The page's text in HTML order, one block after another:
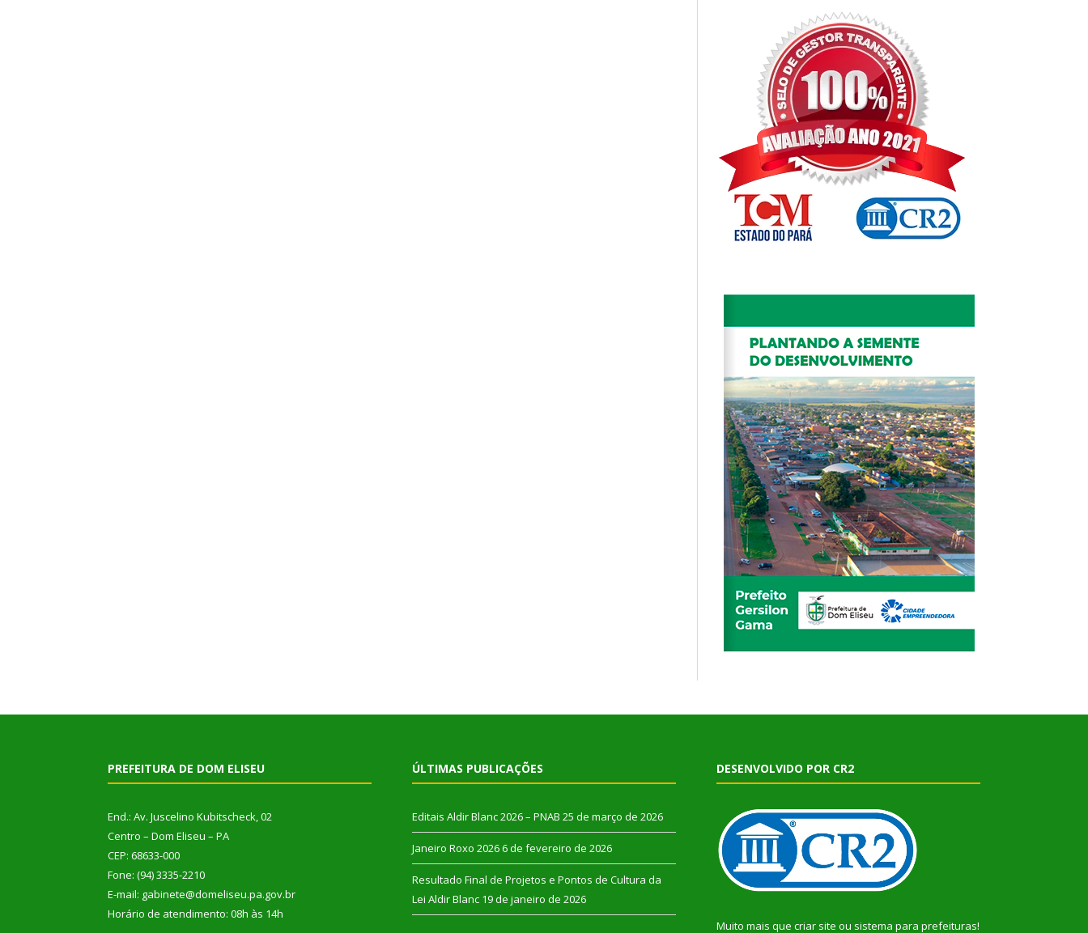
PREFEITURA DE DOM ELISEU
End.: Av. Juscelino Kubitscheck, 02
Centro – Dom Eliseu – PA
CEP: 68633-000
Fone: (94) 3335-2210
E-mail: gabinete@domeliseu.pa.gov.br
Horário de atendimento: 08h às 14h
ÚLTIMAS PUBLICAÇÕES
Editais Aldir Blanc 2026 – PNAB 25 de março de 2026
Janeiro Roxo 2026 6 de fevereiro de 2026
Resultado Final de Projetos e Pontos de Cultura da
Lei Aldir Blanc 19 de janeiro de 2026
DESENVOLVIDO POR CR2
Muito mais que criar site ou sistema para prefeituras!